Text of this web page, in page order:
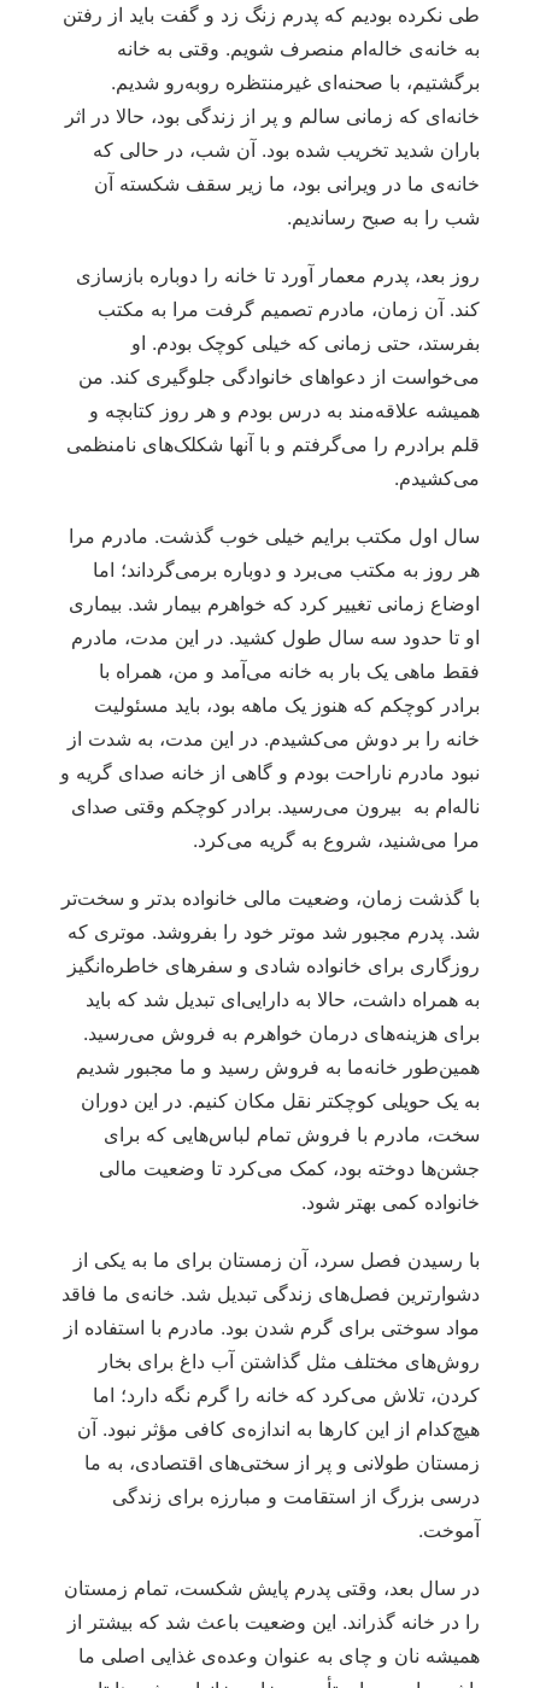
طی نکرده بودیم که پدرم زنگ زد و گفت باید از رفتن
به خانه‌ی‌ خاله‌ام منصرف شویم. وقتی به خانه
برگشتیم، با صحنه‌ای غیرمنتظره روبه‌رو شدیم.
خانه‌ای که زمانی سالم و پر از زندگی بود، حالا در اثر
باران شدید تخریب شده بود. آن شب، در حالی که
خانه‌ی ما در ویرانی بود، ما زیر سقف شکسته آن
شب را به صبح رساندیم.
روز بعد، پدرم معمار آورد تا خانه را دوباره بازسازی
کند. آن زمان، مادرم تصمیم گرفت مرا به مکتب
بفرستد، حتی زمانی که خیلی کوچک بودم. او
می‌خواست از دعواهای خانوادگی جلوگیری کند. من
همیشه علاقه‌مند به درس بودم و هر روز کتابچه و
قلم برادرم را می‌گرفتم و با آنها شکلک‌های نامنظمی‌
می‌کشیدم.
سال اول مکتب برایم خیلی خوب گذشت. مادرم مرا
هر روز به مکتب می‌برد و دوباره برمی‌گرداند؛ اما
اوضاع زمانی تغییر کرد که خواهرم بیمار شد. بیماری
او تا حدود سه سال طول کشید. در این مدت، مادرم
فقط ماهی یک بار به خانه می‌آمد و من، همراه با
برادر کوچکم که هنوز یک ماهه بود، باید مسئولیت
خانه را بر دوش می‌کشیدم. در این مدت، به شدت از
نبود مادرم ناراحت بودم و گاهی از خانه صدای گریه و
ناله‌ام به بیرون می‌رسید. برادر کوچکم وقتی صدای
مرا می‌شنید، شروع به گریه می‌کرد.
با گذشت زمان، وضعیت مالی خانواده بدتر و سخت‌تر
شد. پدرم مجبور شد موتر خود را بفروشد. موتری که
روزگاری برای خانواده شادی و سفرهای خاطره‌انگیز
به همراه داشت، حالا به دارایی‌ای تبدیل شد که باید
برای هزینه‌های درمان خواهرم به فروش می‌رسید.
همین‌طور خانه‌ما به فروش رسید و ما مجبور شدیم
به یک حویلی کوچکتر نقل مکان کنیم. در این دوران
سخت، مادرم با فروش تمام لباس‌هایی که برای
جشن‌ها دوخته بود، کمک می‌کرد تا وضعیت مالی
خانواده کمی بهتر شود.
با رسیدن فصل سرد، آن زمستان برای ما به یکی از
دشوارترین فصل‌های زندگی تبدیل شد. خانه‌ی ما فاقد
مواد سوختی برای گرم شدن بود. مادرم با استفاده از
روش‌های مختلف مثل گذاشتن آب داغ برای بخار
کردن، تلاش می‌کرد که خانه را گرم نگه دارد؛ اما
هیچ‌کدام از این کارها به اندازه‌ی کافی مؤثر نبود. آن
زمستان طولانی و پر از سختی‌های اقتصادی، به ما
درسی بزرگ از استقامت و مبارزه برای زندگی
آموخت.
در سال بعد، وقتی پدرم پایش شکست، تمام زمستان
را در خانه گذراند. این وضعیت باعث شد که بیشتر از
همیشه نان و چای به عنوان وعده‌ی غذایی اصلی ما